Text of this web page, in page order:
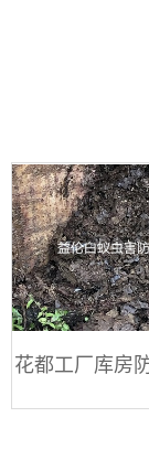
花都工厂库房